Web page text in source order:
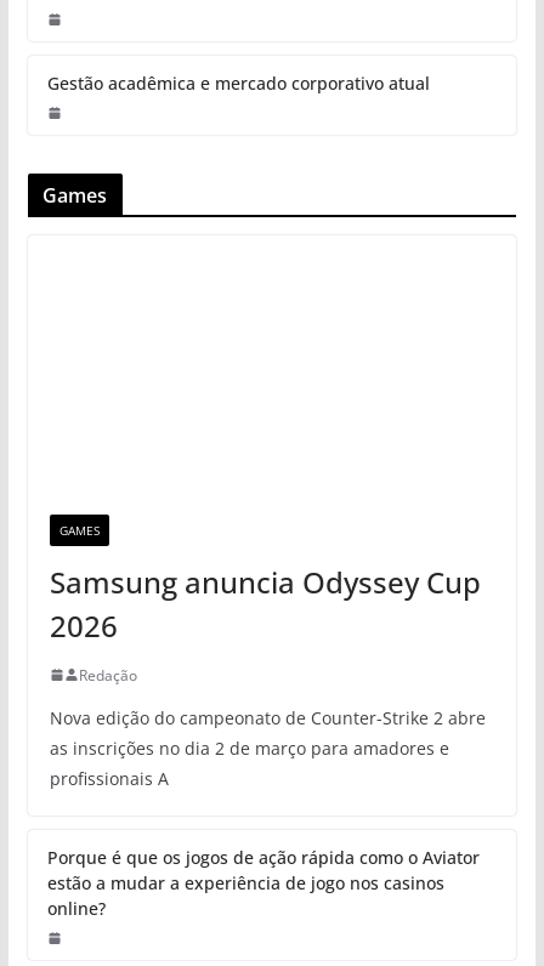
Gestão acadêmica e mercado corporativo atual
Games
GAMES
Samsung anuncia Odyssey Cup
2026
Redação
Nova edição do campeonato de Counter-Strike 2 abre
as inscrições no dia 2 de março para amadores e
profissionais A
Porque é que os jogos de ação rápida como o Aviator
estão a mudar a experiência de jogo nos casinos
online?